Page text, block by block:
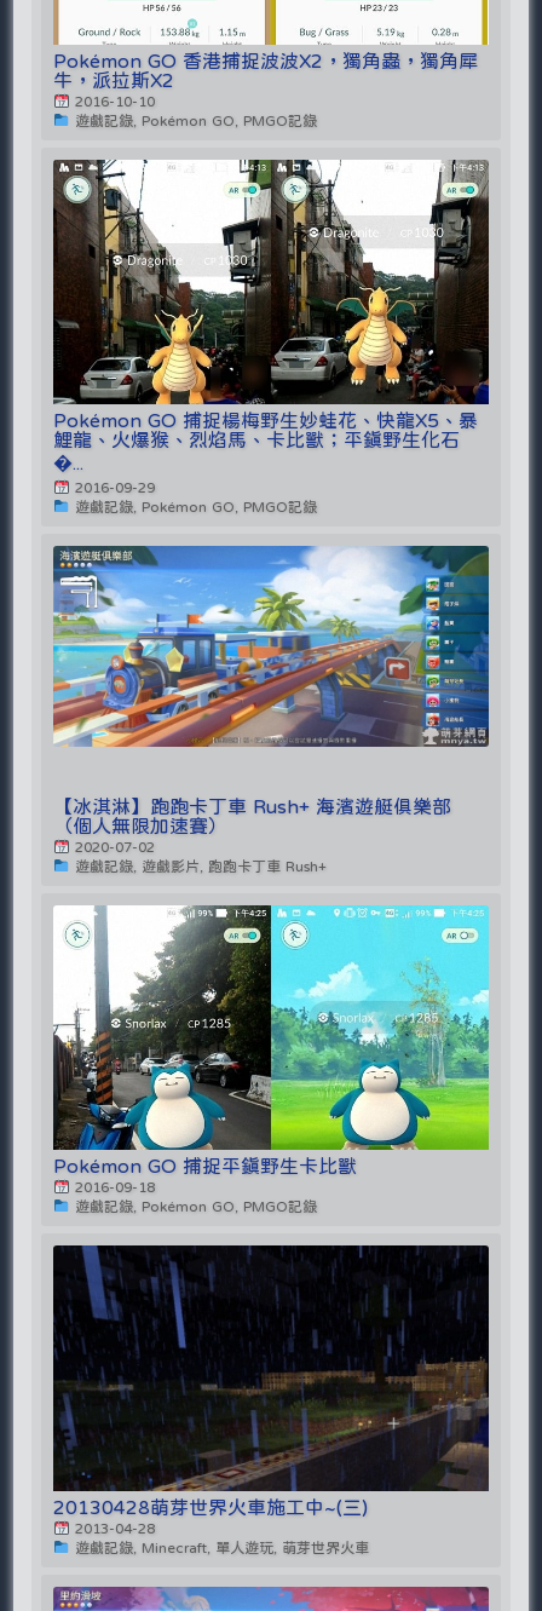
Pokémon GO 香港捕捉波波X2，獨角蟲，獨角犀
牛，派拉斯X2
2016-10-10
遊戲記錄, Pokémon GO, PMGO記錄
Pokémon GO 捕捉楊梅野生妙蛙花、快龍X5、暴
鯉龍、火爆猴、烈焰馬、卡比獸；平鎮野生化石
�...
2016-09-29
遊戲記錄, Pokémon GO, PMGO記錄
【冰淇淋】跑跑卡丁車 Rush+ 海濱遊艇俱樂部
（個人無限加速賽）
2020-07-02
遊戲記錄, 遊戲影片, 跑跑卡丁車 Rush+
Pokémon GO 捕捉平鎮野生卡比獸
2016-09-18
遊戲記錄, Pokémon GO, PMGO記錄
20130428萌芽世界火車施工中~(三)
2013-04-28
遊戲記錄, Minecraft, 單人遊玩, 萌芽世界火車